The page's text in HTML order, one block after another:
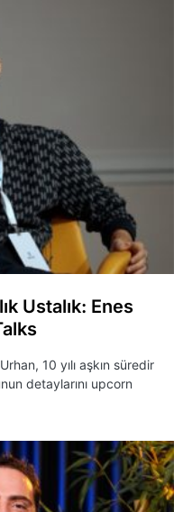
Ustalık: Enes
10 yılı aşkın süredir
detaylarını upcorn